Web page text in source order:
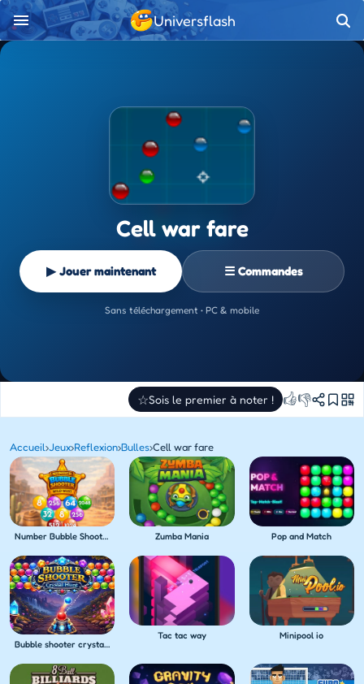
Universflash
Cell war fare
▶ Jouer maintenant ☰ Commandes
Sans téléchargement • PC & mobile
☆Sois le premier à noter ! 👍👎
Accueil›Jeux›Reflexion›Bulles›Cell war fare
Number Bubble Shooter Wild West Zumba Mania Pop and Match
Bubble shooter crystal hunt
Tac tac way Minipool io